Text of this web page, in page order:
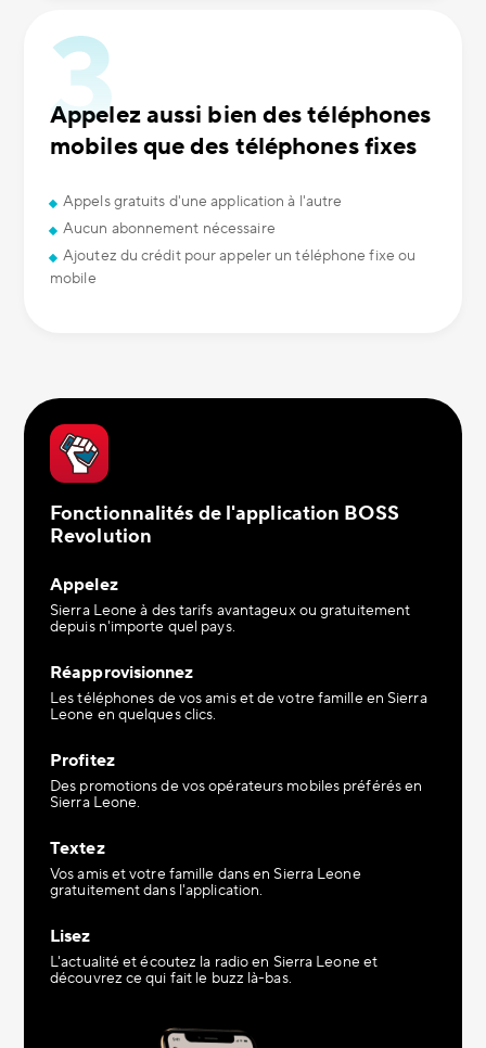
Appelez aussi bien des téléphones
mobiles que des téléphones fixes
Appels gratuits d'une application à l'autre
Aucun abonnement nécessaire
Ajoutez du crédit pour appeler un téléphone fixe ou
mobile
Fonctionnalités de l'application BOSS
Revolution
Appelez
Sierra Leone à des tarifs avantageux ou gratuitement
depuis n'importe quel pays.
Réapprovisionnez
Les téléphones de vos amis et de votre famille en Sierra
Leone en quelques clics.
Profitez
Des promotions de vos opérateurs mobiles préférés en
Sierra Leone.
Textez
Vos amis et votre famille dans en Sierra Leone
gratuitement dans l'application.
Lisez
L'actualité et écoutez la radio en Sierra Leone et
découvrez ce qui fait le buzz là-bas.